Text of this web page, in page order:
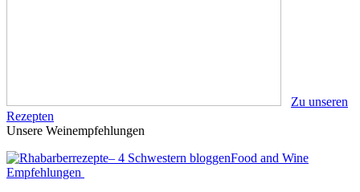
Zu unseren
Rezepten
Unsere Weinempfehlungen
Food and Wine
Empfehlungen